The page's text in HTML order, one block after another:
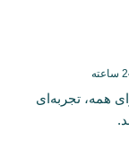
همه، تجربه‌ای